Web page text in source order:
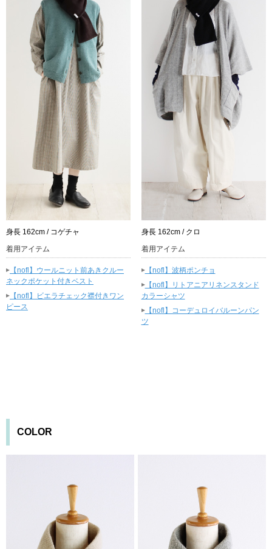
身長 162cm / コゲチャ
着用アイテム
▸ 【nofl】ウールニット前あきクルー
ネックポケット付きベスト
▸ 【nofl】ビエラチェック襟付きワン
ピース
身長 162cm / クロ
着用アイテム
▸【nofl】波柄ポンチョ
▸【nofl】リトアニアリネンスタンド
カラーシャツ
▸【nofl】コーデュロイバルーンパン
ツ
COLOR